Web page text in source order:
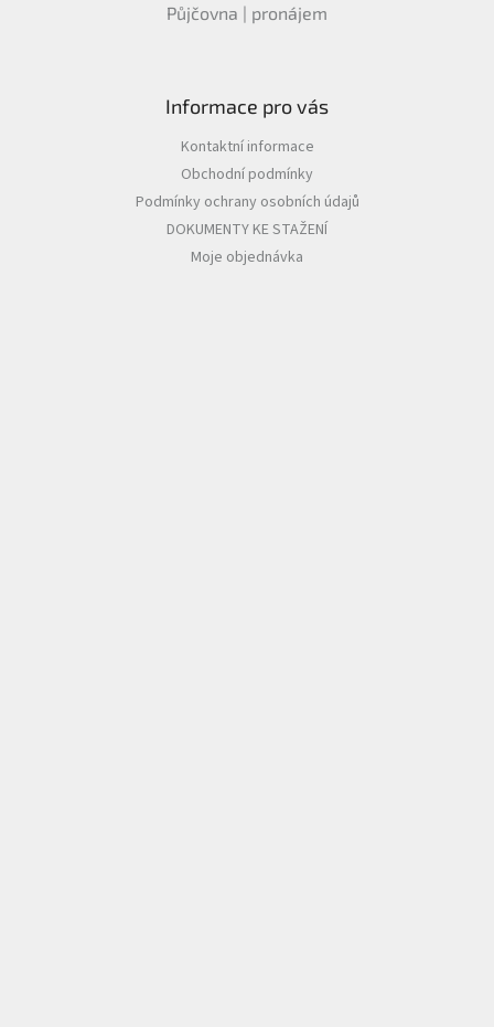
Půjčovna | pronájem
Informace pro vás
Kontaktní informace
Obchodní podmínky
Podmínky ochrany osobních údajů
DOKUMENTY KE STAŽENÍ
Moje objednávka